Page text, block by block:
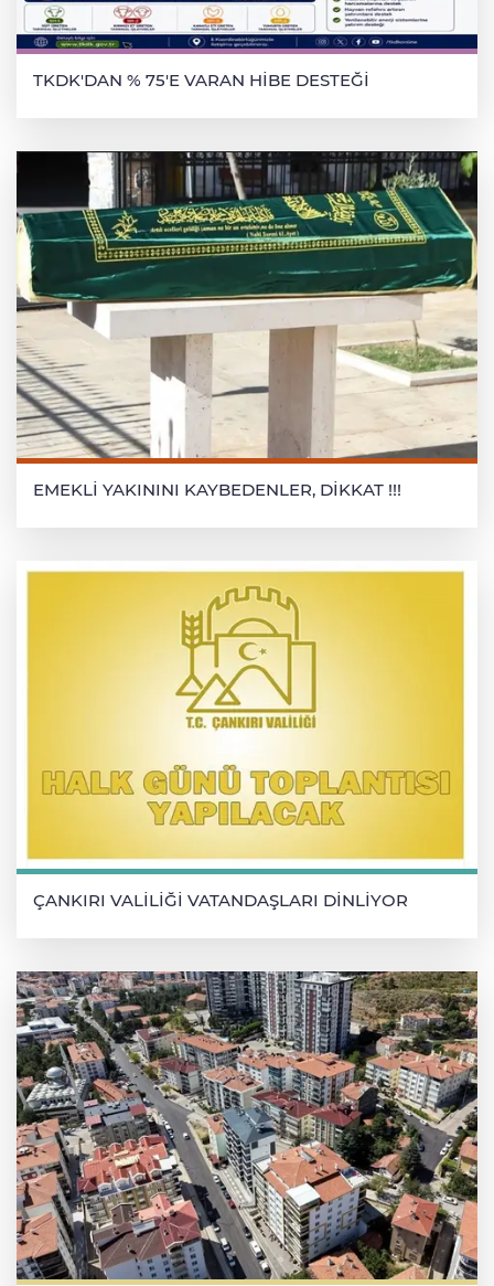
TKDK'DAN % 75'E VARAN HİBE DESTEĞİ
EMEKLİ YAKININI KAYBEDENLER, DİKKAT !!!
ÇANKIRI VALİLİĞİ VATANDAŞLARI DİNLİYOR